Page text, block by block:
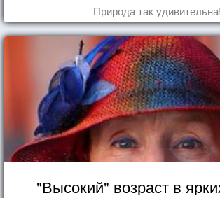
Природа так удивительна!
"Высокий" возраст в